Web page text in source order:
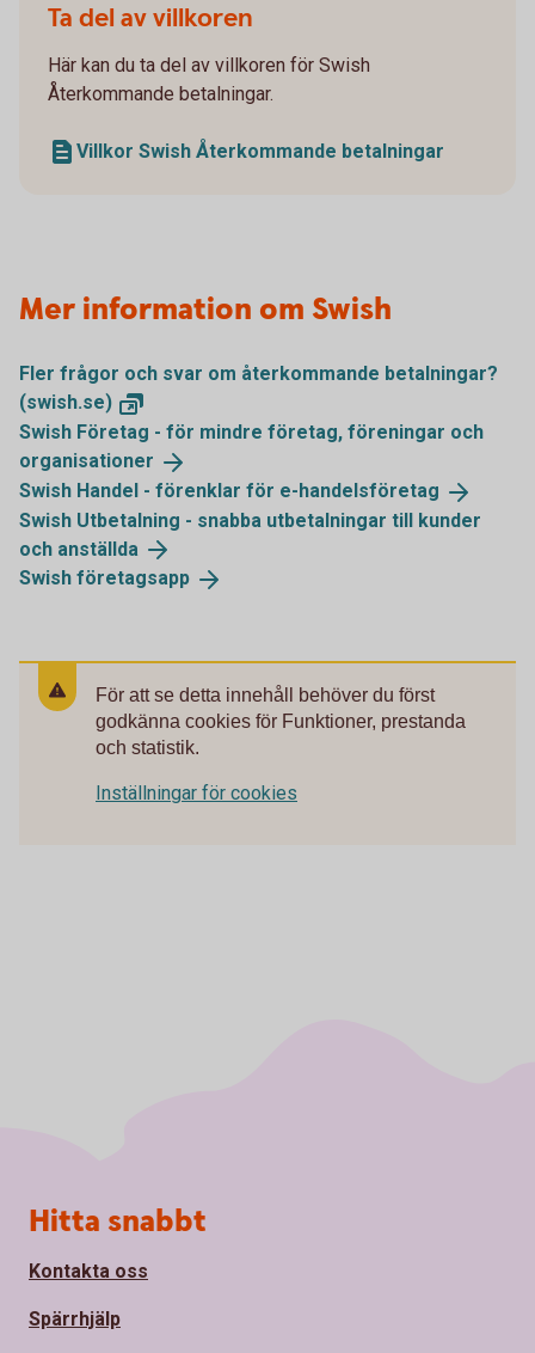
Ta del av villkoren
Här kan du ta del av villkoren för Swish
Återkommande betalningar.
Villkor Swish Återkommande betalningar
Mer information om Swish
Fler frågor och svar om återkommande betalningar?
(swish.se)
Swish Företag - för mindre företag, föreningar och
organisationer
Swish Handel - förenklar för e-handelsföretag
Swish Utbetalning - snabba utbetalningar till kunder
och anställda
Swish företagsapp
För att se detta innehåll behöver du först
godkänna cookies för Funktioner, prestanda
och statistik.
Inställningar för cookies
Sidfot
Hitta snabbt
Kontakta oss
Spärrhjälp